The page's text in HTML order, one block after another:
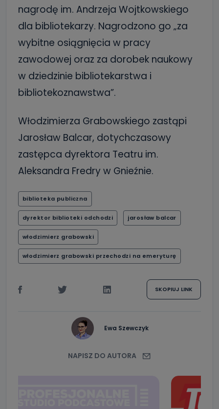
nagrodę im. Andrzeja Wojtkowskiego
dla bibliotekarzy. Nagrodzono go „za
wybitne osiągnięcia w pracy
zawodowej oraz za dorobek naukowy
w dziedzinie bibliotekarstwa i
bibliotekoznawstwa”.
Włodzimierza Grabowskiego zastąpi
Jarosław Balcar, dotychczasowy
zastępca dyrektora Teatru im.
Aleksandra Fredry w Gnieźnie.
biblioteka publiczna
dyrektor biblioteki odchodzi jarosław balcar
włodzimierz grabowski
włodzimierz grabowski przechodzi na emeryturę
SKOPIUJ LINK
Ewa Szewczyk
NAPISZ DO AUTORA